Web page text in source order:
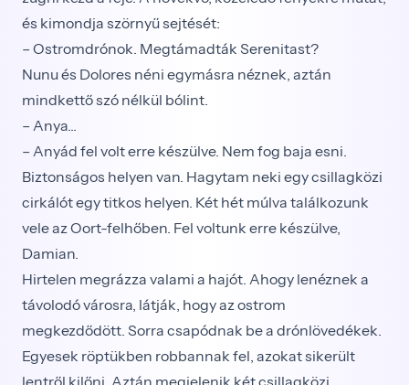
és kimondja szörnyű sejtését:
– Ostromdrónok. Megtámadták Serenitast?
Nunu és Dolores néni egymásra néznek, aztán
mindkettő szó nélkül bólint.
– Anya...
– Anyád fel volt erre készülve. Nem fog baja esni.
Biztonságos helyen van. Hagytam neki egy csillagközi
cirkálót egy titkos helyen. Két hét múlva találkozunk
vele az Oort-felhőben. Fel voltunk erre készülve,
Damian.
Hirtelen megrázza valami a hajót. Ahogy lenéznek a
távolodó városra, látják, hogy az ostrom
megkezdődött. Sorra csapódnak be a drónlövedékek.
Egyesek röptükben robbannak fel, azokat sikerült
lentről kilőni. Aztán megjelenik két csillagközi